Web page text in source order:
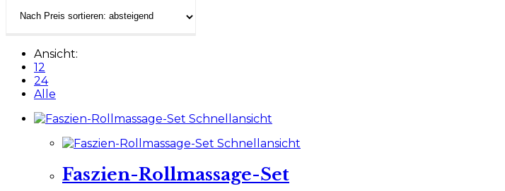
Ansicht:
12
24
Alle
Schnellansicht
Schnellansicht
Faszien-Rollmassage-Set